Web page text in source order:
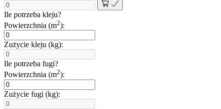
Ile potrzeba kleju?
Powierzchnia (m2):
Zużycie kleju (kg):
Ile potrzeba fugi?
Powierzchnia (m2):
Zużycie fugi (kg):